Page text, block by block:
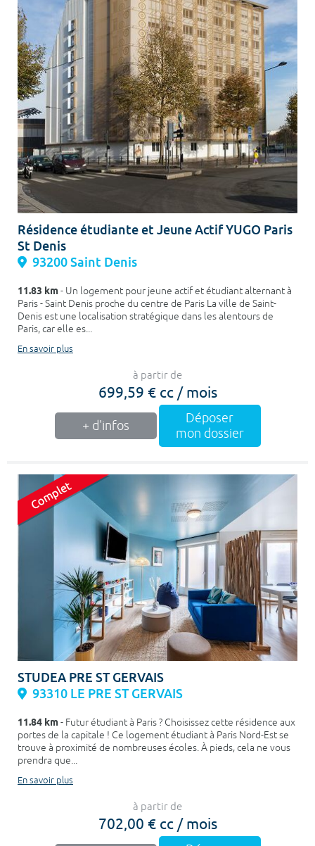
Résidence étudiante et Jeune Actif YUGO Paris
St Denis
93200 Saint Denis
11.83 km- Un logement pour jeune actif et étudiant alternant à
Paris - Saint Denis proche du centre de Paris La ville de Saint-
Denis est une localisation stratégique dans les alentours de
Paris, car elle es...
En savoir plus
à partir de
699,59 € cc / mois
+ d'infos
Déposer
mon dossier
STUDEA PRE ST GERVAIS
93310 LE PRE ST GERVAIS
11.84 km- Futur étudiant à Paris ? Choisissez cette résidence aux
portes de la capitale ! Ce logement étudiant à Paris Nord-Est se
trouve à proximité de nombreuses écoles. À pieds, cela ne vous
prendra que...
En savoir plus
à partir de
702,00 € cc / mois